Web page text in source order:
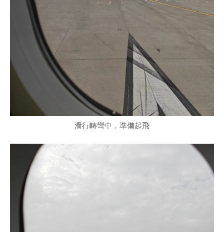
滑行轉彎中，準備起飛